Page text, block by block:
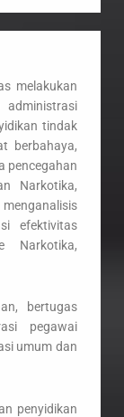
melakukan
administrasi
tindak
berbahaya,
pencegahan
Narkotika,
efektivitas
Narkotika,
bertugas
pegawai
umum dan
penyidikan